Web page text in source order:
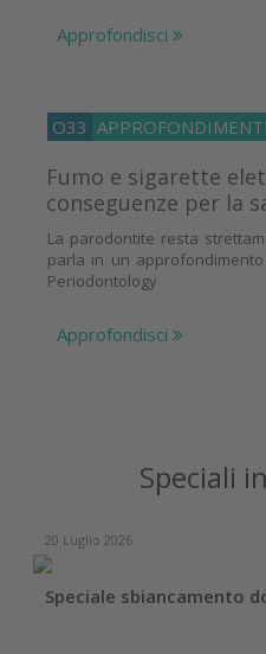
Approfondisci
O33 APPROFONDIMENTI
Fumo e sigarette
conseguenze per la
La parodontite resta
parla in un
Periodontology
Approfondisci
Speciali
20 Luglio 2026
Speciale sbiancamento